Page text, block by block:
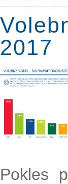
2017
Pokles